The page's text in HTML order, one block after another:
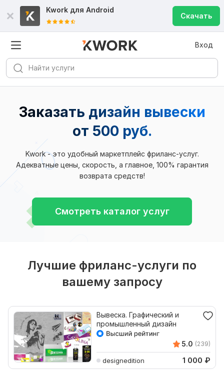
Kwork для Android
Скачать
Вход
Заказать дизайн вывески
от 500 руб.
Kwork - это удобный маркетплейс фриланс-услуг.
Адекватные цены, скорость, а главное, 100% гарантия
возврата средств!
Смотреть каталог услуг
Лучшие фриланс-услуги по
вашему запросу
Вывеска. Графический и
промышленный дизайн
5.0 (239)
designedition 1 000 ₽